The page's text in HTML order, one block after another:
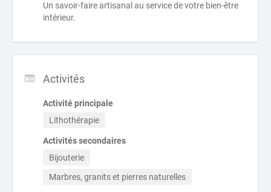
Un savoir-faire artisanal au service de votre bien-être
intérieur.
Activités
Activité principale
Lithothérapie
Activités secondaires
Bijouterie
Marbres, granits et pierres naturelles